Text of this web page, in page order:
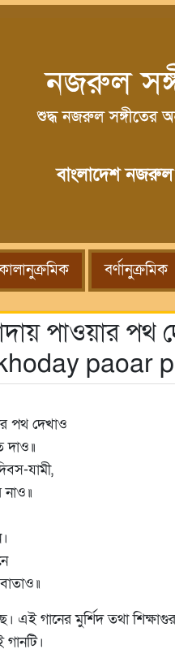
বর্ণানুক্রমিক
পাওয়ার
paoar
পথ দেখাও
দাও॥
যামী,
এই গানের মুর্শিদ তথা